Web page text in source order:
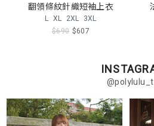
翻領條紋針織短袖上衣
L XL 2XL 3XL
$690 $607